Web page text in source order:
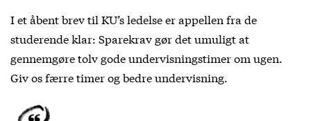
I et åbent brev til KU’s ledelse er appellen fra de
studerende klar: Sparekrav gør det umuligt at
gennemgøre tolv gode undervisningstimer om ugen.
Giv os færre timer og bedre undervisning.